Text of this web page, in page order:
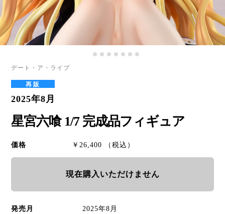
デート・ア・ライブ
再販
2025年8月
星宮六喰 1/7 完成品フィギュア
価格 ￥26,400 （税込）
現在購入いただけません
発売月 2025年8月